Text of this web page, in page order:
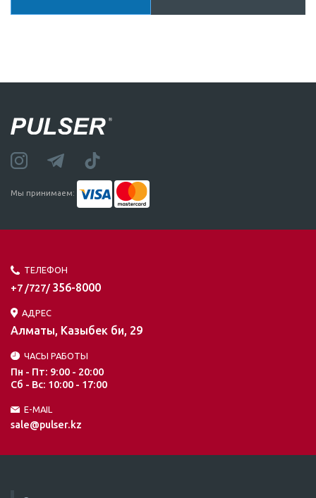
Мы принимаем:
ТЕЛЕФОН
+7 /727/ 356-8000
АДРЕС
Алматы, Казыбек би, 29
ЧАСЫ РАБОТЫ
Пн - Пт: 9:00 - 20:00
Сб - Вс: 10:00 - 17:00
E-MAIL
sale@pulser.kz